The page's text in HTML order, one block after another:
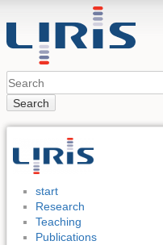
Search
start
Research
Teaching
Publications